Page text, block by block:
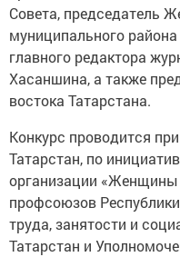
Совета, председатель
муниципального
главного редактора
Хасаншина, а также
востока Татарстана.
Конкурс проводится
Татарстан, по
организации «Женщины
профсоюзов
труда, занятости и
Татарстан и